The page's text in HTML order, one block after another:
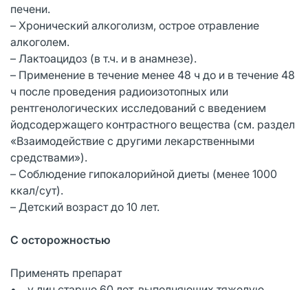
печени.
– Хронический алкоголизм, острое отравление
алкоголем.
– Лактоацидоз (в т.ч. и в анамнезе).
– Применение в течение менее 48 ч до и в течение 48
ч после проведения радиоизотопных или
рентгенологических исследований с введением
йодсодержащего контрастного вещества (см. раздел
«Взаимодействие с другими лекарственными
средствами»).
– Соблюдение гипокалорийной диеты (менее 1000
ккал/сут).
– Детский возраст до 10 лет.
С осторожностью
Применять препарат